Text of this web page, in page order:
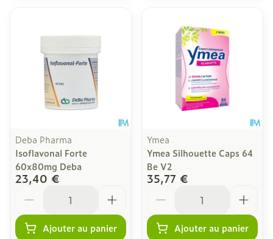
Deba Pharma
Isoflavonal Forte
60x80mg Deba
23,40 €
Ajouter au panier
Ymea
Ymea Silhouette Caps 64
Be V2
35,77 €
Ajouter au panier